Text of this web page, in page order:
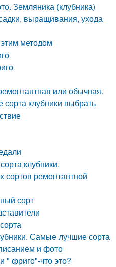
Земляника (клубника)
выращивания, ухода
методом
или обычная.
клубники выбрать
клубники.
сортов ремонтантной
сорт
Самые лучшие сорта
и фото
" фриго"-что это?